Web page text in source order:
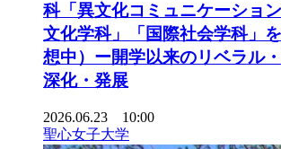
科「異文化コミュニケーショ
文化学科」「国際社会学科」
想中）ー開学以来のリベラル
深化・発展
2026.06.23 10:00
聖心女子大学